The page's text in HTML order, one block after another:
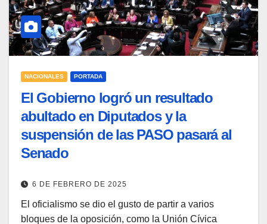
NACIONALES PORTADA
El Gobierno logró un resultado
abultado en Diputados y la
suspensión de las PASO pasará al
Senado
6 DE FEBRERO DE 2025
El oficialismo se dio el gusto de partir a varios
bloques de la oposición, como la Unión Cívica